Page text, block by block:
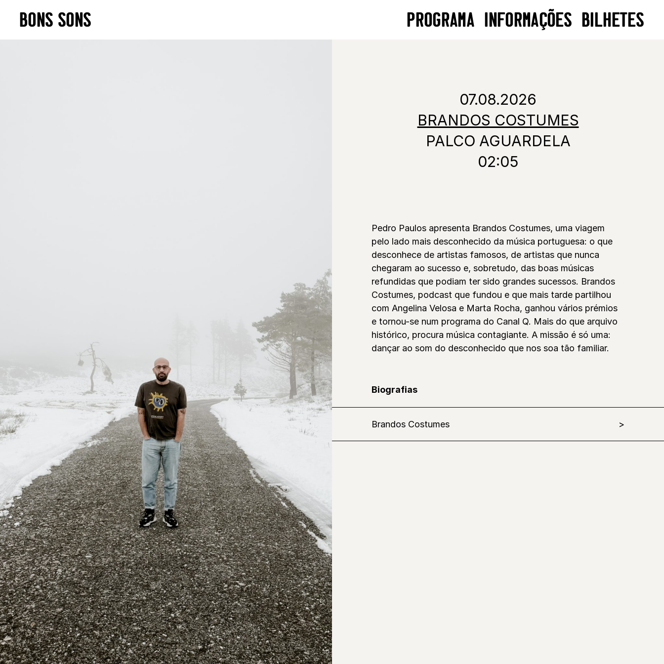
BONS SONS PROGRAMA INFORMAÇÕES BILHETES
07.08.2026
BRANDOS COSTUMES
PALCO AGUARDELA
02:05
Pedro Paulos apresenta Brandos Costumes, uma viagem
pelo lado mais desconhecido da música portuguesa: o que
desconhece de artistas famosos, de artistas que nunca
chegaram ao sucesso e, sobretudo, das boas músicas
refundidas que podiam ter sido grandes sucessos. Brandos
Costumes, podcast que fundou e que mais tarde partilhou
com Angelina Velosa e Marta Rocha, ganhou vários prémios
e tornou-se num programa do Canal Q. Mais do que arquivo
histórico, procura música contagiante. A missão é só uma:
dançar ao som do desconhecido que nos soa tão familiar.
Biografias
Brandos Costumes
BONS SONS
SCOCS
CEM SOLDOS
PARTICIPAR
PLANO PARA A
DIVERSIDADE
PERGUNTAS
FREQUENTES